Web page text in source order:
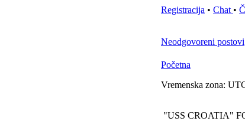
Registracija • Chat •
Neodgovoreni postovi
Početna
Vremenska zona:
"USS CROATIA"